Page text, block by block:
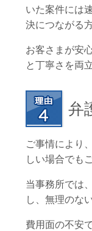
いた案件には
決につながる
お客さまが安
と丁寧さを両
弁
ご事情により
しい場合でも
当事務所では
し、無理のな
費用面の不安